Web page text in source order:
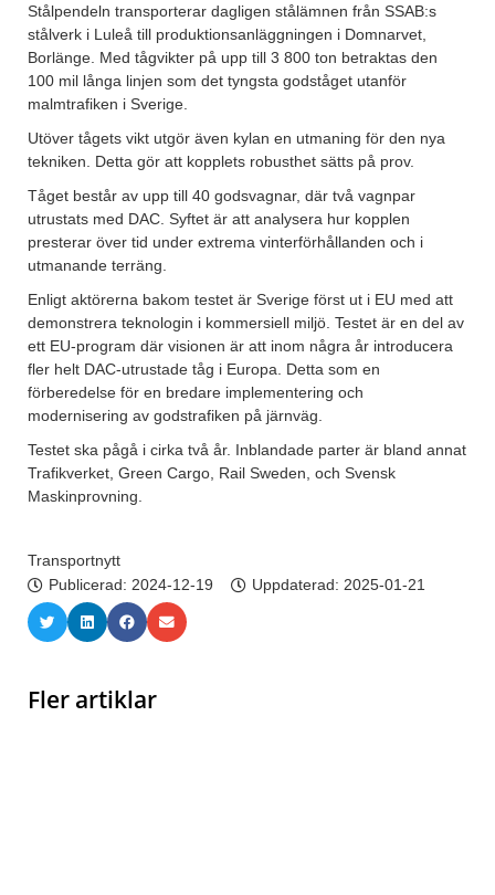
Stålpendeln transporterar dagligen stålämnen från SSAB:s
stålverk i Luleå till produktionsanläggningen i Domnarvet,
Borlänge. Med tågvikter på upp till 3 800 ton betraktas den
100 mil långa linjen som det tyngsta godståget utanför
malmtrafiken i Sverige.
Utöver tågets vikt utgör även kylan en utmaning för den nya
tekniken. Detta gör att kopplets robusthet sätts på prov.
Tåget består av upp till 40 godsvagnar, där två vagnpar
utrustats med DAC. Syftet är att analysera hur kopplen
presterar över tid under extrema vinterförhållanden och i
utmanande terräng.
Enligt aktörerna bakom testet är Sverige först ut i EU med att
demonstrera teknologin i kommersiell miljö. Testet är en del av
ett EU-program där visionen är att inom några år introducera
fler helt DAC-utrustade tåg i Europa. Detta som en
förberedelse för en bredare implementering och
modernisering av godstrafiken på järnväg.
Testet ska pågå i cirka två år. Inblandade parter är bland annat
Trafikverket, Green Cargo, Rail Sweden, och Svensk
Maskinprovning.
Transportnytt
Publicerad: 2024-12-19 Uppdaterad: 2025-01-21
Fler artiklar